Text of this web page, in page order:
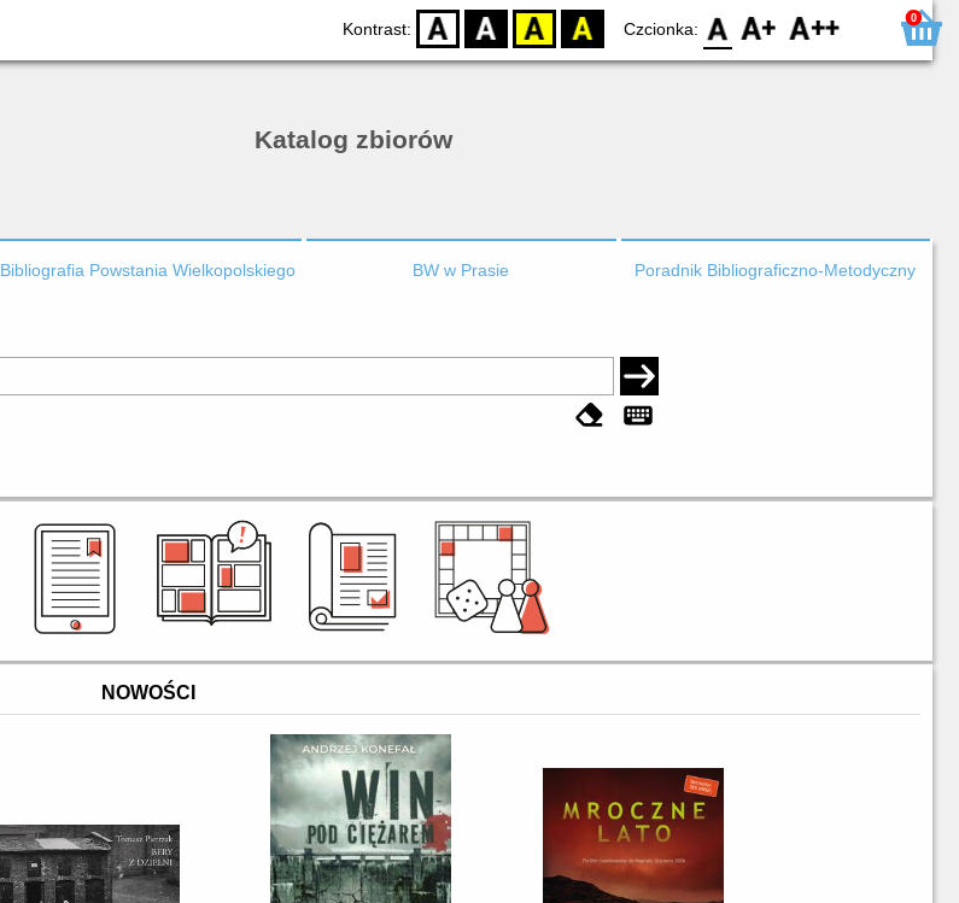
Kontrast: D BW YB BY Czcionka: F0 F1 F2 0
Katalog zbiorów
Bibliografia Powstania Wielkopolskiego BW w Prasie Poradnik Bibliograficzno-Metodyczny
NOWOŚCI